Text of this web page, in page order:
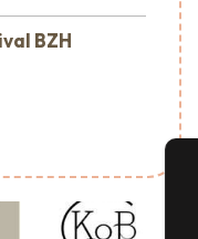
BZH